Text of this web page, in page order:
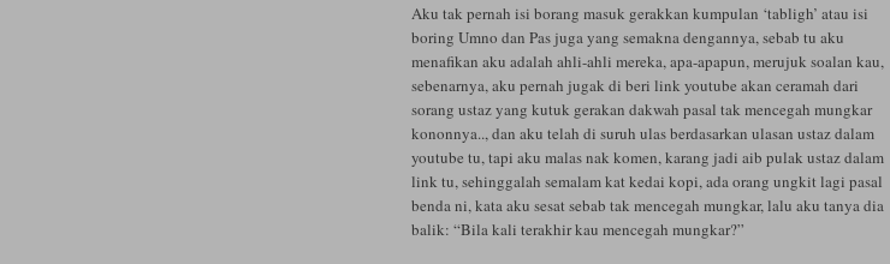
Aku tak pernah isi borang masuk gerakkan kumpulan ‘tabligh’ atau isi
boring Umno dan Pas juga yang semakna dengannya, sebab tu aku
menafikan aku adalah ahli-ahli mereka, apa-apapun, merujuk soalan kau,
sebenarnya, aku pernah jugak di beri link youtube akan ceramah dari
sorang ustaz yang kutuk gerakan dakwah pasal tak mencegah mungkar
kononnya.., dan aku telah di suruh ulas berdasarkan ulasan ustaz dalam
youtube tu, tapi aku malas nak komen, karang jadi aib pulak ustaz dalam
link tu, sehinggalah semalam kat kedai kopi, ada orang ungkit lagi pasal
benda ni, kata aku sesat sebab tak mencegah mungkar, lalu aku tanya dia
balik: “Bila kali terakhir kau mencegah mungkar?”